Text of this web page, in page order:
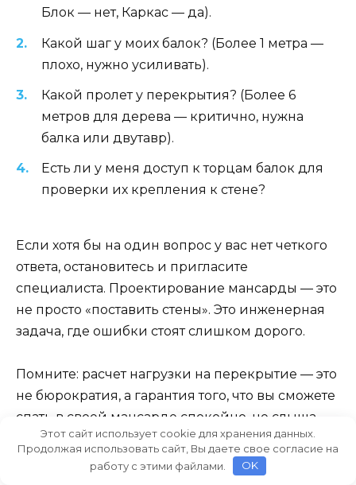
Блок — нет, Каркас — да).
Какой шаг у моих балок? (Более 1 метра —
плохо, нужно усиливать).
Какой пролет у перекрытия? (Более 6
метров для дерева — критично, нужна
балка или двутавр).
Есть ли у меня доступ к торцам балок для
проверки их крепления к стене?
Если хотя бы на один вопрос у вас нет четкого
ответа, остановитесь и пригласите
специалиста. Проектирование мансарды — это
не просто «поставить стены». Это инженерная
задача, где ошибки стоят слишком дорого.
Помните: расчет нагрузки на перекрытие — это
не бюрократия, а гарантия того, что вы сможете
спать в своей мансарде спокойно, не слыша
треска дерева и не боясь, что пол уйдет под
ноги. Используйте калькуляторы нагрузок,
Этот сайт использует cookie для хранения данных.
Продолжая использовать сайт, Вы даете свое согласие на
работу с этими файлами.
OK